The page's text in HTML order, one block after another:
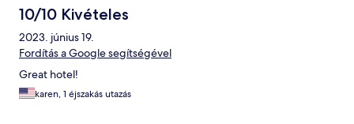
10/10 Kivételes
2023. június 19.
Fordítás a Google segítségével
Great hotel!
karen, 1 éjszakás utazás